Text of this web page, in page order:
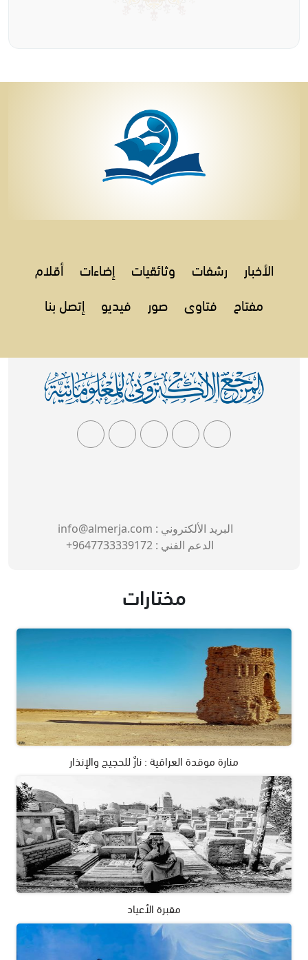
الأخبار رشفات وثائقيات إضاءات
أقلام
مفتاح
فتاوى صور فيديو إتصل بنا
البريد الألكتروني : info@almerja.com
الدعم الفني : 9647733339172+
مختارات
منارة موقدة العراقية : نارٌ للحجيج والإنذار
مقبرة الأعياد